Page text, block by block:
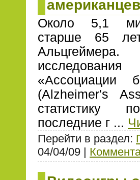
американцев
Около 5,1
старше 65
«Ассоциации
(Alzheimer's
статистику
последние г ...
Перейти в раздел:
04/04/09 |